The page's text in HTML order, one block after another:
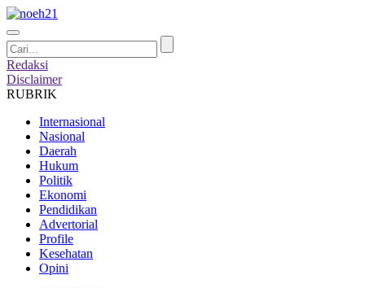
Redaksi
Disclaimer
RUBRIK
Internasional
Nasional
Daerah
Hukum
Politik
Ekonomi
Pendidikan
Advertorial
Profile
Kesehatan
Opini